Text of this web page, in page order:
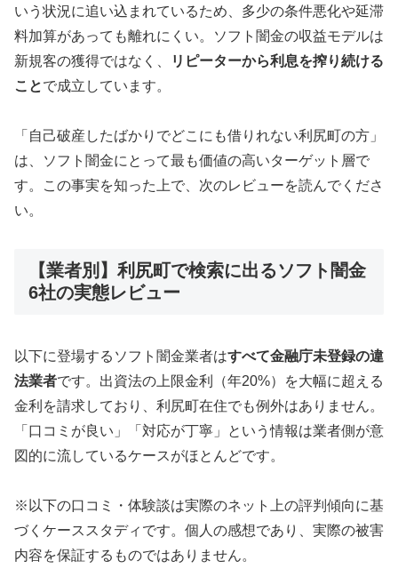
いう状況に追い込まれているため、多少の条件悪化や延滞
料加算があっても離れにくい。ソフト闇金の収益モデルは
新規客の獲得ではなく、
リピーターから利息を搾り続ける
ことで成立しています。
「自己破産したばかりでどこにも借りれない利尻町の方」
は、ソフト闇金にとって最も価値の高いターゲット層で
す。この事実を知った上で、次のレビューを読んでくださ
い。
【業者別】利尻町で検索に出るソフト闇金
6社の実態レビュー
以下に登場するソフト闇金業者はすべて金融庁未登録の違
法業者です。出資法の上限金利（年20%）を大幅に超える
金利を請求しており、利尻町在住でも例外はありません。
「口コミが良い」「対応が丁寧」という情報は業者側が意
図的に流しているケースがほとんどです。
※以下の口コミ・体験談は実際のネット上の評判傾向に基
づくケーススタディです。個人の感想であり、実際の被害
内容を保証するものではありません。